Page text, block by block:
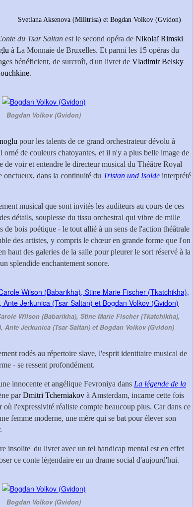
Svetlana Aksenova (Militrisa) et Bogdan Volkov (Gvidon)
du Tsar Saltan est le second opéra de Nikolaï Rimski
à La Monnaie de Bruxelles. Et parmi les 15 opéras du
bénéficient, de surcroît, d'un livret de Vladimir Belsky
.
Bogdan Volkov (Gvidon)
pour les talents de ce grand orchestrateur dévolu à
de couleurs chatoyantes, et il n'y a plus belle image de
de voir et entendre le directeur musical du Théâtre Royal
onctueux, dans la continuité du Tristan und Isolde interprété
musical que sont invités les auditeurs au cours de ces
détails, souplesse du tissu orchestral qui vibre de mille
de bois poétique - le tout allié à un sens de l'action théâtrale
des artistes, y compris le chœur en grande forme que l'on
haut des galeries de la salle pour pleurer le sort réservé à la
splendide enchantement sonore.
Wilson (Babarikha), Stine Marie Fischer (Tkatchikha),
Ante Jerkunica (Tsar Saltan) et Bogdan Volkov (Gvidon)
rodés au répertoire slave, l'esprit identitaire musical de
- se ressent profondément.
innocente et angélique Fevroniya dans La légende de la
parDmitri Tcherniakov à Amsterdam, incarne cette fois
où l'expressivité réaliste compte beaucoup plus. Car dans ce
femme moderne, une mère qui se bat pour élever son
insolite' du livret avec un tel handicap mental est en effet
ce conte légendaire en un drame social d'aujourd'hui.
Bogdan Volkov (Gvidon)